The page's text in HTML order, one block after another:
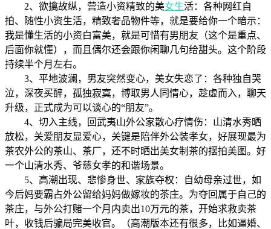
2、欲擒故纵，营造小资精致的美女生活：各种网红自
拍、随性小资生活，精致奢品物件等，就是要给你一个暗示：
我是懂生活的小资白富美，就是可惜有男朋友（这个是重点、
后面你就懂），而且偶尔还会跟你闲聊几句给甜头。这个阶段
持续半个月左右。
3、平地波澜，男友突然变心，美女失恋了：各种独自哭
泣，深夜买醉，孤独寂寞，博取男人同情心，趁虚而入，聊天
升级，正式成为可以谈心的“朋友”。
4、切入主线，回武夷山外公家散心疗情伤：山清水秀晒
放松，关爱朋友显爱心，关键是陪伴外公装孝女，好展现最为
茶农外公的茶山、茶厂，还不时晒出美女制茶的摆拍美图。好
一个山清水秀、爷慈女孝的和谐场景。
5、高潮出现、悲惨身世、家族夺权：自幼母亲过世，如
今后妈要霸占外公留给妈妈做嫁妆的茶庄。为夺回属于自己的
茶庄，与外公打赌一个月内卖出10万元的茶，开始求救卖茶
叶，收钱后骗局完美收官。（高潮版本还有很多，比如逼婚、